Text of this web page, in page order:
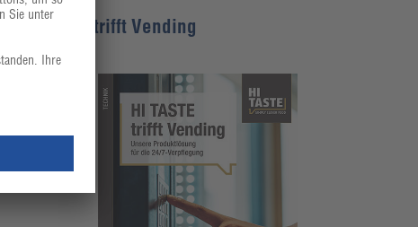
HI TASTE trifft Vending